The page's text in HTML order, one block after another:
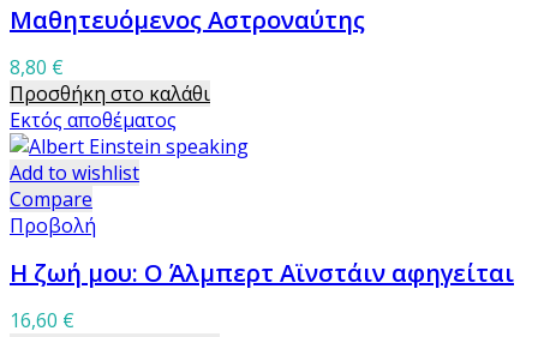
Μαθητευόμενος Αστροναύτης
8,80 €
Προσθήκη στο καλάθι
Εκτός αποθέματος
Add to wishlist
Compare
Προβολή
Η ζωή μου: Ο Άλμπερτ Αϊνστάιν αφηγείται
16,60 €